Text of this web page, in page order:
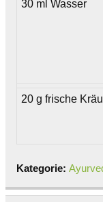
30 ml Wasser
20 g frische
Kategorie: